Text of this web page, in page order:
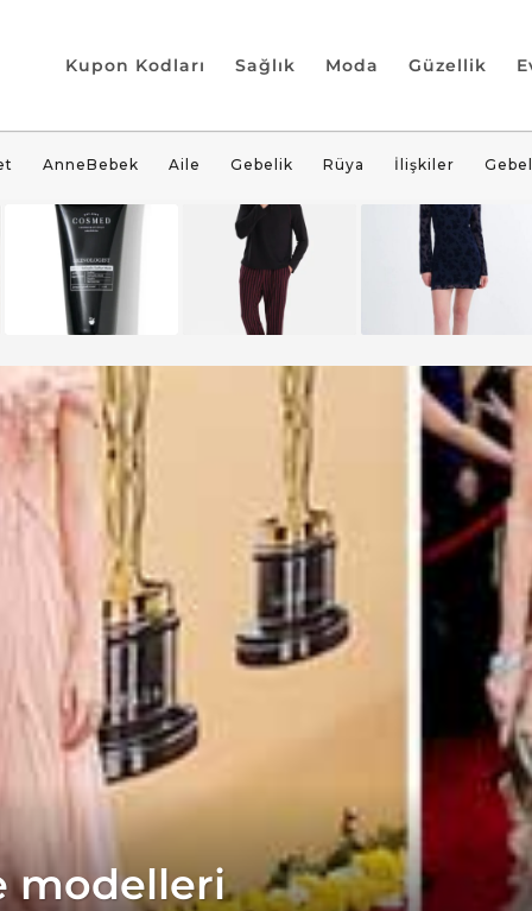
Kupon Kodları Sağlık Moda Güzellik
AnneBebek Aile Gebelik Rüya İlişkiler
modelleri